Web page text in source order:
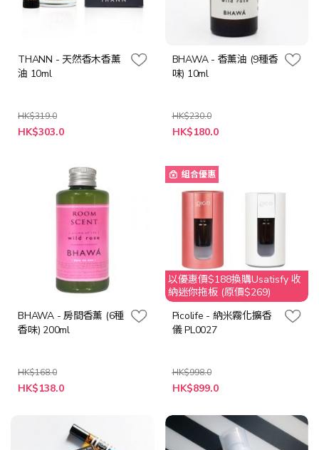
THANN - 天然香木香薰
油 10ml
HK$319.0
特
殊
HK$303.0
BHAWA - 香薰油 (9種香
味) 10ml
HK$230.0
HK$180.0
BHAWA - 房間香薰 (6種
香味) 200ml
HK$168.0
HK$138.0
組合優惠
以優惠價$188換購Usatisfy 收
納迷你拖板 (原價$269)
Picolife - 納米霧化擴香
儀 PL0027
HK$998.0
HK$899.0